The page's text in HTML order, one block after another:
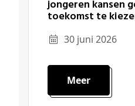
jongeren kansen
toekomst te
30 juni 2026
Meer